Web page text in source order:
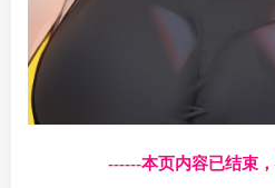
------本页内容已结束